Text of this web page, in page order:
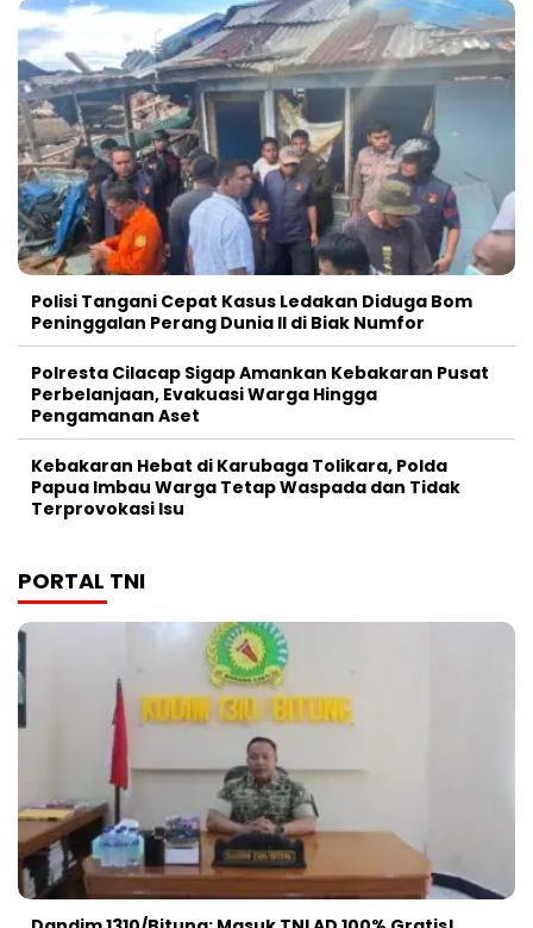
Polisi Tangani Cepat Kasus Ledakan Diduga Bom
Peninggalan Perang Dunia II di Biak Numfor
Polresta Cilacap Sigap Amankan Kebakaran Pusat
Perbelanjaan, Evakuasi Warga Hingga
Pengamanan Aset
Kebakaran Hebat di Karubaga Tolikara, Polda
Papua Imbau Warga Tetap Waspada dan Tidak
Terprovokasi Isu
PORTAL TNI